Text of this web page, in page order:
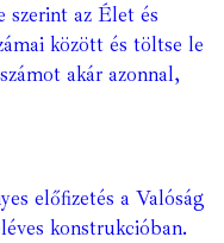
szerint az Élet és
között és töltse le
akár azonnal,
előfizetés a Valóság
konstrukcióban.